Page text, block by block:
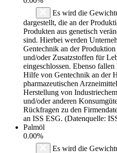
Es wird die
dargestellt, die an der
Produkten aus genetisch
sind. Hierbei werden
Gentechnik an der
und/oder Zusatzstoffen für
eingeschlossen. Ebenso
Hilfe von Gentechnik an der
pharmazeutischen
Herstellung von
und/oder anderen
Rückfragen zu den
an ISS ESG. (Datenquelle:
Palmöl
0.00%
Es wird die